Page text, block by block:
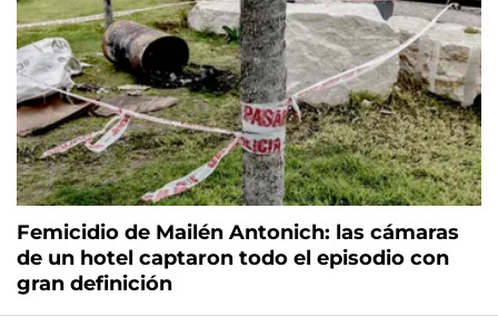
Femicidio de Mailén Antonich: las cámaras
de un hotel captaron todo el episodio con
gran definición